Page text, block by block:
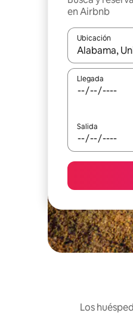
en Airbnb
Ubicación
Cuando los
Llegada
Salida
Los